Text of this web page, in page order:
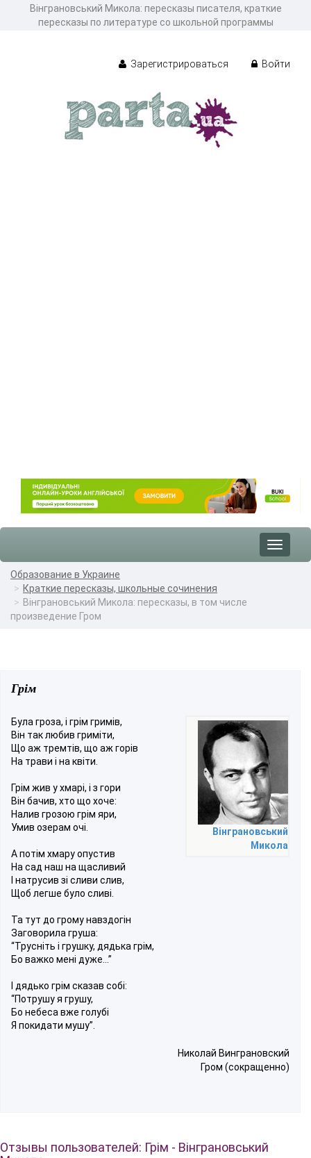
Вінграновський Микола: пересказы писателя, краткие
пересказы по литературе со школьной программы
Зарегистрироваться Войти
Toggle
Образование в Украине
Краткие пересказы, школьные сочинения
Вінграновський Микола: пересказы, в том числе
произведение Гром
Грім
Вінграновський
Микола
Була гроза, і грім гримів,
Він так любив гриміти,
Що аж тремтів, що аж горів
На трави і на квіти.
Грім жив у хмарі, і з гори
Він бачив, хто що хоче:
Налив грозою грім яри,
Умив озерам очі.
А потім хмару опустив
На сад наш на щасливий
І натрусив зі сливи слив,
Щоб легше було сливі.
Та тут до грому навздогін
Заговорила груша:
“Трусніть і грушку, дядька грім,
Бо важко мені дуже…”
І дядько грім сказав собі:
“Потрушу я грушу,
Бо небеса вже голубі
Я покидати мушу”.
Николай Винграновский
Гром (сокращенно)
Отзывы пользователей: Грім - Вінграновський